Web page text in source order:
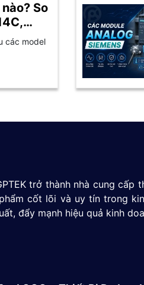
So
các model
trở thành nhà cung
cốt lõi và uy tín trong
đẩy mạnh hiệu quả kinh